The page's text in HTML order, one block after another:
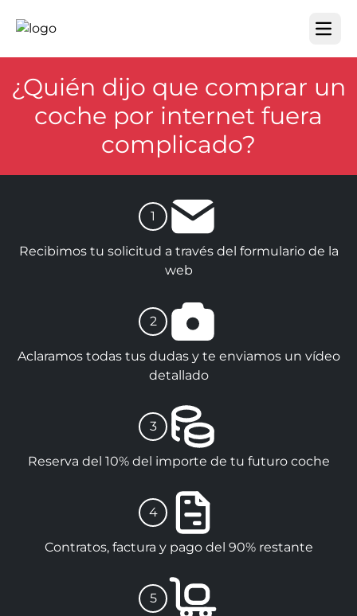
Open
¿Quién dijo que comprar un
coche por internet fuera
complicado?
1
Recibimos tu solicitud a través del formulario de la
web
2
Aclaramos todas tus dudas y te enviamos un vídeo
detallado
3
Reserva del 10% del importe de tu futuro coche
4
Contratos, factura y pago del 90% restante
5